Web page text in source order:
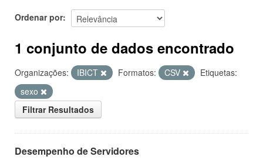
Ordenar por
1 conjunto de dados encontrado
Organizações: IBICT Formatos: CSV
Etiquetas:
sexo
Filtrar Resultados
Desempenho de Servidores